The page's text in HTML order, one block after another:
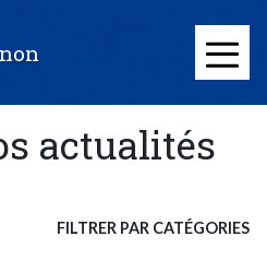
≡
actualités
FILTRER PAR CATÉGORIES